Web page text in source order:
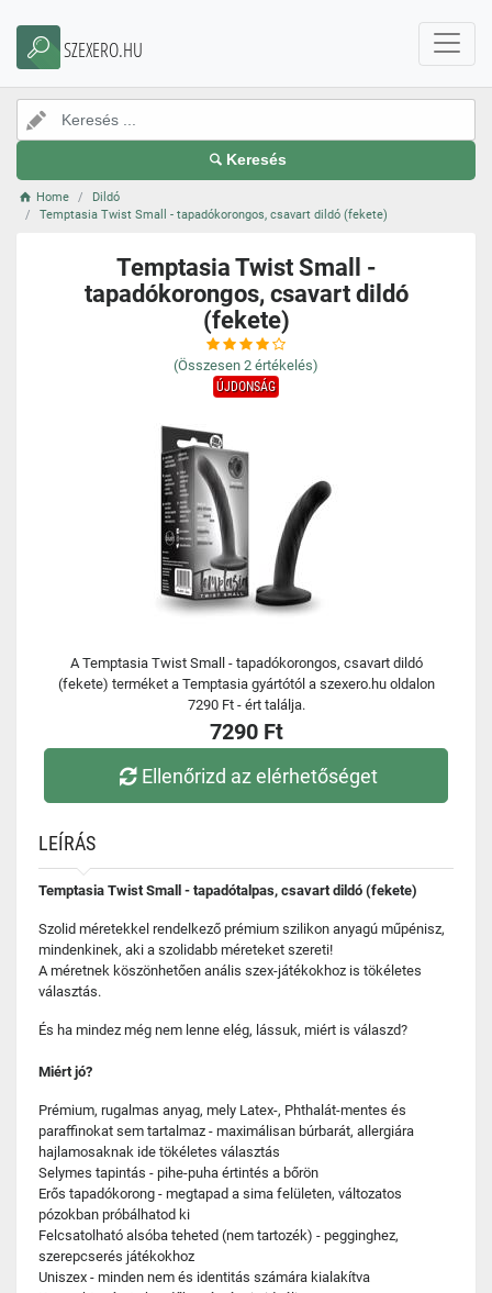
SZEXERO.HU
Keresés
Home
Dildó
Temptasia Twist Small - tapadókorongos, csavart dildó (fekete)
Temptasia Twist Small -
tapadókorongos, csavart dildó
(fekete)
(Összesen 2 értékelés)
ÚJDONSÁG
A Temptasia Twist Small - tapadókorongos, csavart dildó
(fekete) terméket a Temptasia gyártótól a szexero.hu oldalon
7290 Ft - ért találja.
7290 Ft
Ellenőrizd az elérhetőséget
LEÍRÁS
Temptasia Twist Small - tapadótalpas, csavart dildó (fekete)
Szolid méretekkel rendelkező prémium szilikon anyagú műpénisz,
mindenkinek, aki a szolidabb méreteket szereti!
A méretnek köszönhetően anális szex-játékokhoz is tökéletes
választás.
És ha mindez még nem lenne elég, lássuk, miért is válaszd?
Miért jó?
Prémium, rugalmas anyag, mely Latex-, Phthalát-mentes és
paraffinokat sem tartalmaz - maximálisan búrbarát, allergiára
hajlamosaknak ide tökéletes választás
Selymes tapintás - pihe-puha értintés a bőrön
Erős tapadókorong - megtapad a sima felületen, változatos
pózokban próbálhatod ki
Felcsatolható alsóba teheted (nem tartozék) - pegginghez,
szerepcserés játékokhoz
Uniszex - minden nem és identitás számára kialakítva